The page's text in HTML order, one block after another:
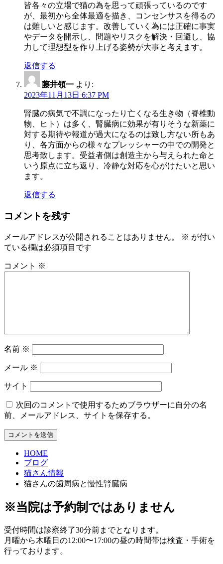
皆各々の立場で猫の為を思って頑張っているのです
が、最初から全体最適を描き、コンセンサスを得るの
は難しいと感じます。改善していく為には正確に事実
やデータを開示し、問題やリスクを解決・回避し、協
力して理想型を作り上げる姿勢が大事と考えます。
返信する
藤井領一 より:
2023年11月13日 6:37 PM
腎臓の病気で不調になったり亡くなる生き物（脊椎動
物、ヒト）は多く、腎臓病に効果が有りそうな新薬に
対する期待や報道が過大になるのは致し方ない所もあ
り、各方面からの様々なプレッシャーの中での開発と
思考致します。受益者側は創造主から与えられた命と
いう原点に立ち返り、冷静な対応を心がけたいと思い
ます。
返信する
コメントを残す
メールアドレスが公開されることはありません。 ※ が付い
ている欄は必須項目です
コメント ※
名前 ※
メール ※
サイト
次回のコメントで使用するためブラウザーに自分の名
前、メールアドレス、サイトを保存する。
HOME
ブログ
猫さん情報
猫さんの歯周病と慢性腎臓病
※当院は予約制ではありません
受付時間は診察終了30分前までとなります。
月曜から木曜日の12:00〜17:00の昼の時間帯は検査・手術を
行っております。